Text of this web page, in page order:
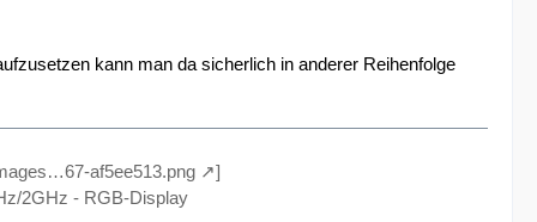
kann man da sicherlich in anderer Reihenfolge
af5ee513.png
]
2GHz - RGB-Display